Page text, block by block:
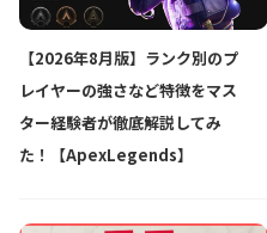
【2026年8月版】ランク別のプ
レイヤーの強さなど特徴をマス
ター経験者が徹底解説してみ
た！【ApexLegends】